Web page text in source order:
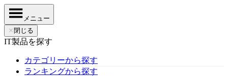
メニュー
✕ 閉じる
IT製品を探す
カテゴリーから探す
ランキングから探す